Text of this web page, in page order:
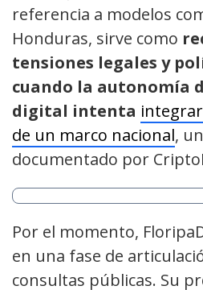
referencia a modelos
Honduras, sirve como
tensiones legales y
cuando la autonomía
digital intenta
de un marco nacional,
documentado por
Por el momento,
en una fase de
consultas públicas. Su